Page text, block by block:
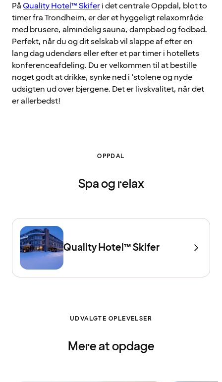
PåQuality Hotel™ Skiferi det centrale Oppdal, blot to
timer fra Trondheim, er der et hyggeligt relaxområde
med brusere, almindelig sauna, dampbad og fodbad.
Perfekt, når du og dit selskab vil slappe af efter en
lang dag udendørs eller efter et par timer i hotellets
konferenceafdeling. Du er velkommen til at bestille
noget godt at drikke, synke ned i 'stolene og nyde
udsigten ud over bjergene. Det er livskvalitet, når det
er allerbedst!
OPPDAL
Spa og relax
Quality Hotel™ Skifer
UDVALGTE OPLEVELSER
Mere at opdage